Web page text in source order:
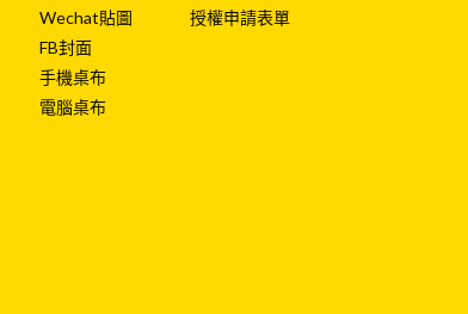
Wechat貼圖
FB封面
手機桌布
電腦桌布
授權申請表單